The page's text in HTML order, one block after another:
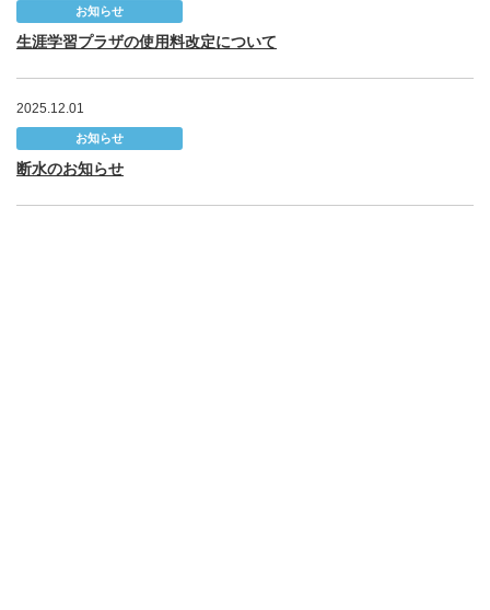
お知らせ
生涯学習プラザの使用料改定について
2025.12.01
お知らせ
断水のお知らせ